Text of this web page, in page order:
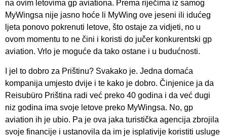
na ovim letovima gp aviationa. Prema riječima iz samog
MyWingsa nije jasno hoće li MyWing ove jeseni ili idućeg
ljeta ponovo pokrenuti letove, što ostaje za vidjeti, no u
ovom momentu to ne čini i koristi do jučer konkurentski gp
aviation. Vrlo je moguće da tako ostane i u budućnosti.
I jel to dobro za Prištinu? Svakako je. Jedna domaća
kompanija umjesto dvije i te kako je dobro. Činjenice ja da
Reisubüro Priština radi već preko 40 godina i da već dugi
niz godina ima svoje letove preko MyWingsa. No, gp
aviation ih je ubio. Pa je ova jaka turistička agencija zbrojila
svoje financije i ustanovila da im je isplativije koristiti usluge